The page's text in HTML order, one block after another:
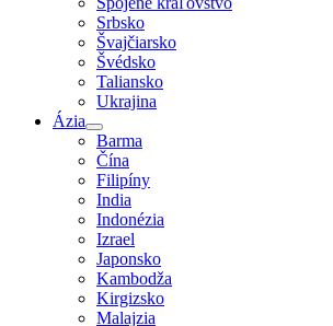
Srbsko
Švajčiarsko
Švédsko
Taliansko
Ukrajina
Ázia
Barma
Čína
Filipíny
India
Indonézia
Izrael
Japonsko
Kambodža
Kirgizsko
Malajzia